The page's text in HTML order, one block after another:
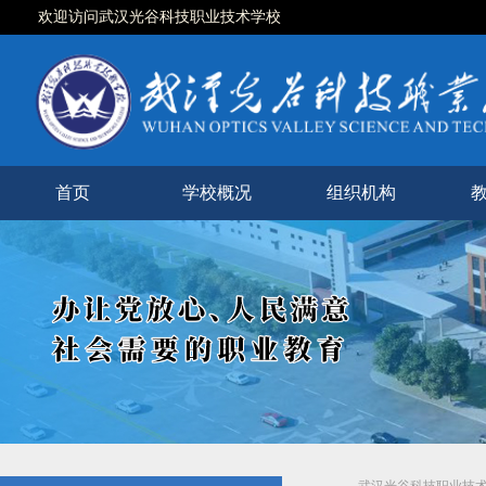
欢迎访问武汉光谷科技职业技术学校
首页 学校概况
现任领导
校徽校训
校园风光
组织机构